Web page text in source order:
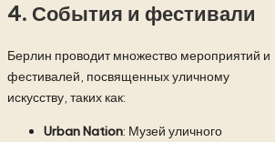
4. События и фестивали
Берлин проводит множество мероприятий и
фестивалей, посвященных уличному
искусству, таких как:
Urban Nation: Музей уличного